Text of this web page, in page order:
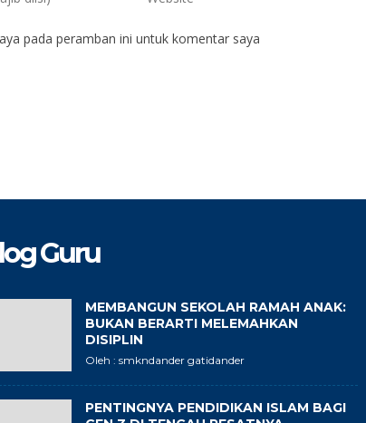
pada peramban ini untuk komentar saya
Guru
MEMBANGUN SEKOLAH RAMAH ANAK:
BUKAN BERARTI MELEMAHKAN
DISIPLIN
Oleh : smkndander gatidander
PENTINGNYA PENDIDIKAN ISLAM BAGI